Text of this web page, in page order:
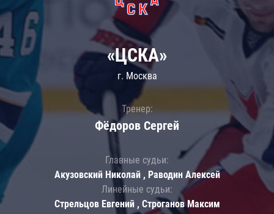
«ЦСКА»
г. Москва
Тренер:
Фёдоров Сергей
Главные судьи:
Акузовский Николай , Раводин Алексей
Линейные судьи:
Стрельцов Евгений , Строганов Максим